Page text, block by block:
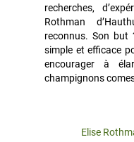
recherches,
Rothman
reconnus. Son but
simple et efficace
encourager à
champignons
Elise